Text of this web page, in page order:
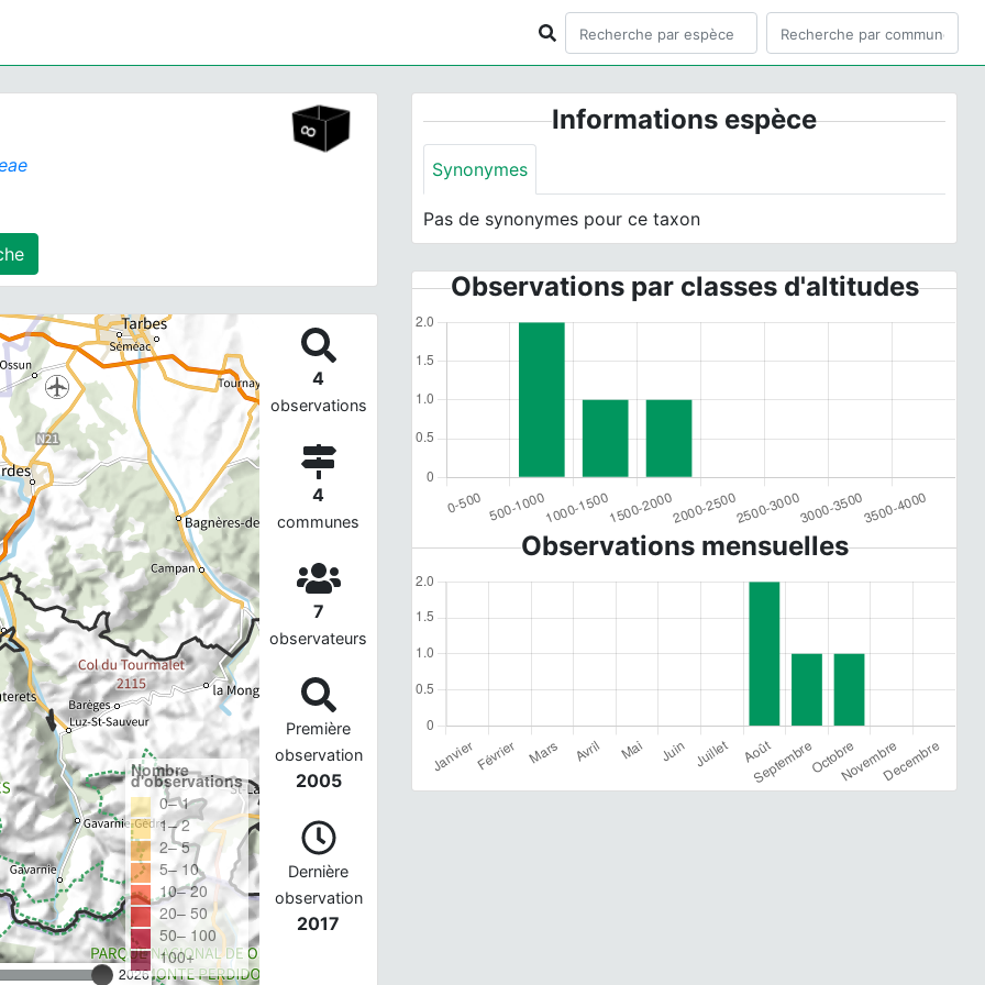
sur cette fiche
2026
Nombre
d'observations
0– 1
1– 2
2– 5
5– 10
10– 20
20– 50
50– 100
100+
4
observations
4
communes
7
observateurs
Première
observation
2005
Dernière
observation
2017
Informations espèce
Synonymes
Pas de synonymes pour ce taxon
Observations par classes d'altitudes
Observations mensuelles